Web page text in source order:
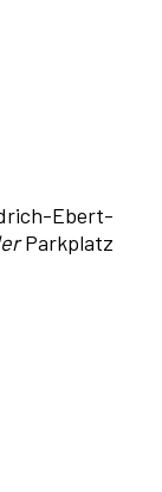
Ebert-
Parkplatz